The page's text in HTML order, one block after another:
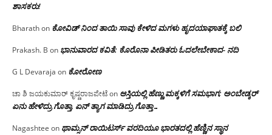
ಶಾಸಕರು!
Bharathon ಕೋವಿಡ್ ನಿಂದ ತಾಯಿ ಸಾವು ಕೇಳಿದ ಮಗಳು ಹೃದಯಾಘಾತಕ್ಕೆ ಬಲಿ
Prakash. B on ಭಾನುವಾರದ ಕವಿತೆ: ಕೊರೊನಾ ಪೀಡಿತರು ಓದಲೇಬೇಕಾದ- ನದಿ
G L Devaraja on ಕೋರೋಣ
ಚಾ ಶಿ ಜಯಕುಮಾರ್ ಕೃಷ್ಣರಾಜಪೇಟೆon ಆಸ್ತಿಯಲ್ಲಿ ಹೆಣ್ಣು ಮಕ್ಕಳಿಗೆ ಸಮಭಾಗ; ಅಂಬೇಡ್ಕರ್
ಏನು ಹೇಳಿದ್ರು ಗೊತ್ತಾ, ಏನ್ ತ್ಯಾಗ ಮಾಡಿದ್ರು ಗೊತ್ತಾ…
Nagashtee on ಥಾಮ್ಸನ್ ರಾಯಿಟರ್ಸ್ ವರದಿಯೂ ಭಾರತದಲ್ಲಿ ಹೆಣ್ಣಿನ ಸ್ಥಾನ‌